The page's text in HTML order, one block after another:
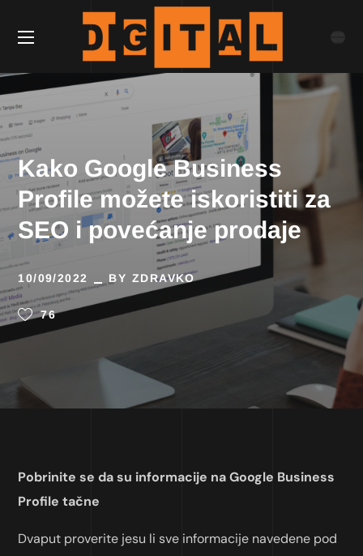
Kako Google Business
Profile možete iskoristiti za
SEO i povećanje prodaje
10/09/2022 BY ZDRAVKO
76
Pobrinite se da su informacije na Google Business
Profile tačne
Dvaput proverite jesu li sve informacije navedene pod